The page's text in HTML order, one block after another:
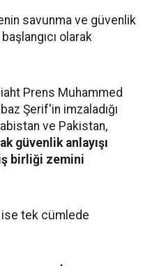
savunma ve güvenlik
olarak
Prens Muhammed
Şerif'in imzaladığı
ve Pakistan,
güvenlik anlayışı
birliği zemini
ise tek cümlede